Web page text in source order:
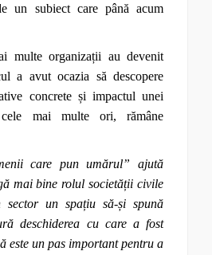
un subiect care până acum
multe organizații au devenit
a avut ocazia să descopere
concrete și impactul unei
mai multe ori, rămâne
care pun umărul” ajută
mai bine rolul societății civile
un spațiu să-și spună
deschiderea cu care a fost
este un pas important pentru a